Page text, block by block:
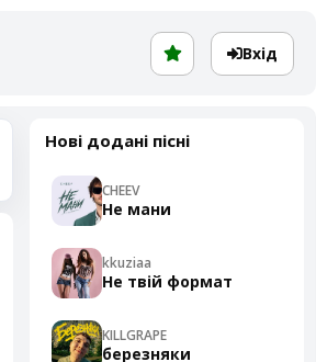
Вхід
Нові додані пісні
CHEEV
Не мани
kkuziaa
Не твій формат
KILLGRAPE
березняки